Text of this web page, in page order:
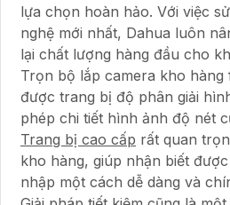
lựa chọn hoàn hảo. Với việc
nghệ mới nhất, Dahua luôn
lại chất lượng hàng đầu cho
Trọn bộ lắp camera kho
được trang bị độ phân giải
phép chi tiết hình ảnh độ nét
Trang bị cao cấp rất quan
kho hàng, giúp nhận biết
nhập một cách dễ dàng và